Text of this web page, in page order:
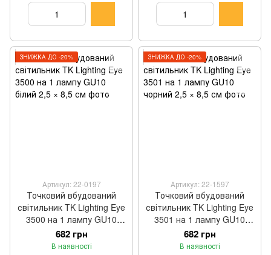
ЗНИЖКА ДО -20%
Артикул: 22-0197
Точковий вбудований
світильник TK Lighting Eye
3500 на 1 лампу GU10
білий 2,5 × 8,5 см
682 грн
В наявності
ЗНИЖКА ДО -20%
Артикул: 22-1597
Точковий вбудований
світильник TK Lighting Eye
3501 на 1 лампу GU10
чорний 2,5 × 8,5 см
682 грн
В наявності